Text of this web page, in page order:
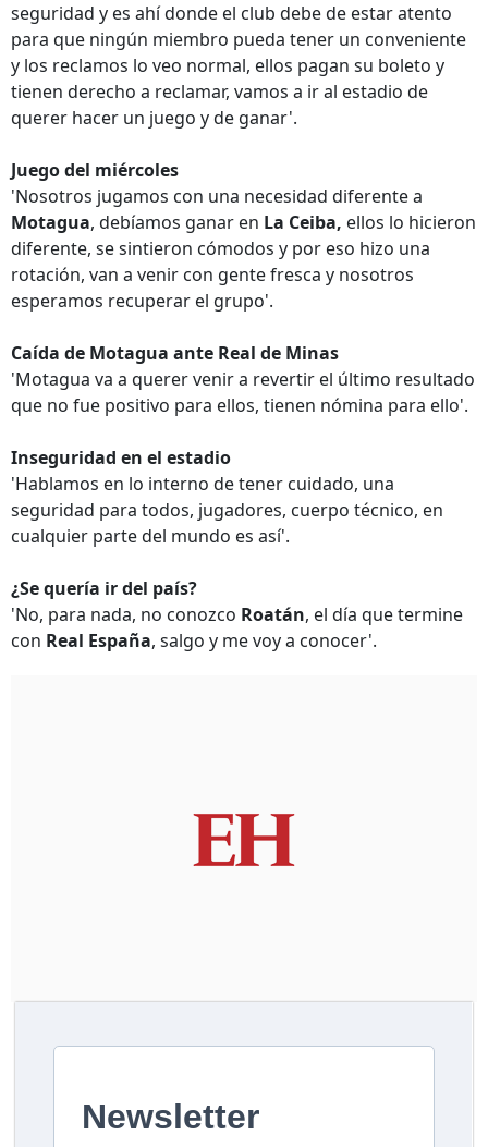
seguridad y es ahí donde el club debe de estar atento
para que ningún miembro pueda tener un conveniente
y los reclamos lo veo normal, ellos pagan su boleto y
tienen derecho a reclamar, vamos a ir al estadio de
querer hacer un juego y de ganar'.
Juego del miércoles
'Nosotros jugamos con una necesidad diferente a
Motagua, debíamos ganar en La Ceiba, ellos lo hicieron
diferente, se sintieron cómodos y por eso hizo una
rotación, van a venir con gente fresca y nosotros
esperamos recuperar el grupo'.
Caída de Motagua ante Real de Minas
'Motagua va a querer venir a revertir el último resultado
que no fue positivo para ellos, tienen nómina para ello'.
Inseguridad en el estadio
'Hablamos en lo interno de tener cuidado, una
seguridad para todos, jugadores, cuerpo técnico, en
cualquier parte del mundo es así'.
¿Se quería ir del país?
'No, para nada, no conozco Roatán, el día que termine
con Real España, salgo y me voy a conocer'.